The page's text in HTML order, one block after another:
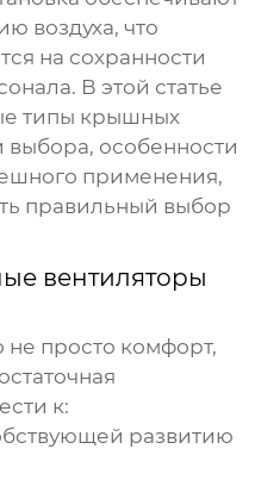
воздуха, что
на сохранности
В этой статье
типы крышных
выбора, особенности
применения,
правильный выбор
вентиляторы
не просто комфорт,
к:
развитию